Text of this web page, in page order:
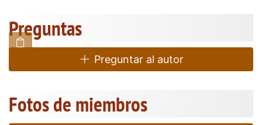
Preguntas
Preguntar al autor
Fotos de miembros